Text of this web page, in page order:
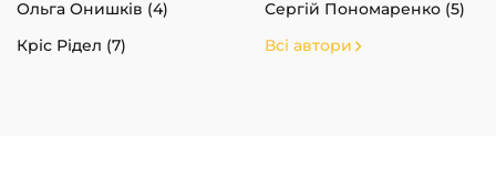
Ольга Онишків (4)
Сергій Пономаренко (5)
Кріс Рідел (7)
Всі автори